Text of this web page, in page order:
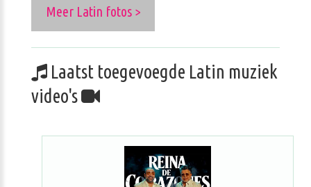
Meer Latin fotos >
Laatst toegevoegde Latin muziek
video's